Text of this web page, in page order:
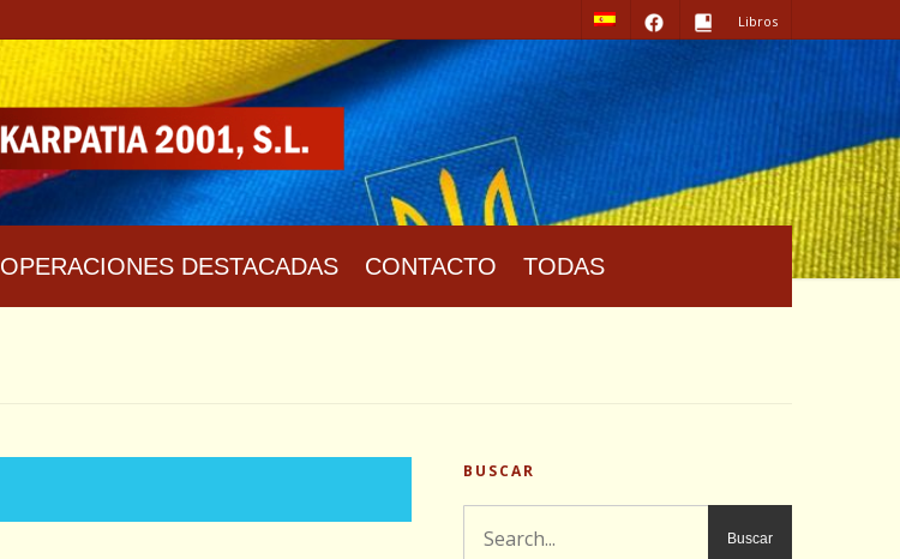
Libros
OPERACIONES DESTACADAS CONTACTO TODAS
BUSCAR